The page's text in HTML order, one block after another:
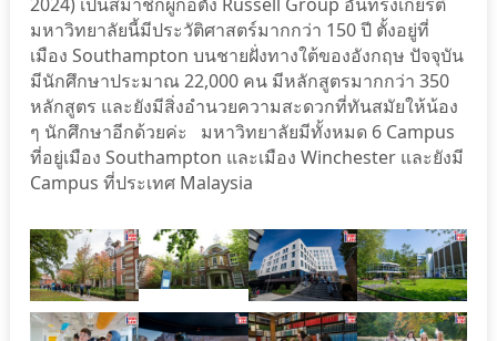
มหาวิทยาลัยนี้มีประวัติศาสตร์มากกว่า 150 ปี ตั้งอยู่ที่
เมือง Southampton บนชายฝั่งทางใต้ของอังกฤษ ปัจจุบัน
มีนักศึกษาประมาณ 22,000 คน มีหลักสูตรมากกว่า 350
หลักสูตร และยังมีสิ่งอํานวยความสะดวกที่ทันสมัยให้น้อง
ๆ นักศึกษาอีกด้วยค่ะ มหาวิทยาลัยมีทั้งหมด 6 Campus
ที่อยู่เมือง Southampton และเมือง Winchester และยังมี
Campus ที่ประเทศ Malaysia